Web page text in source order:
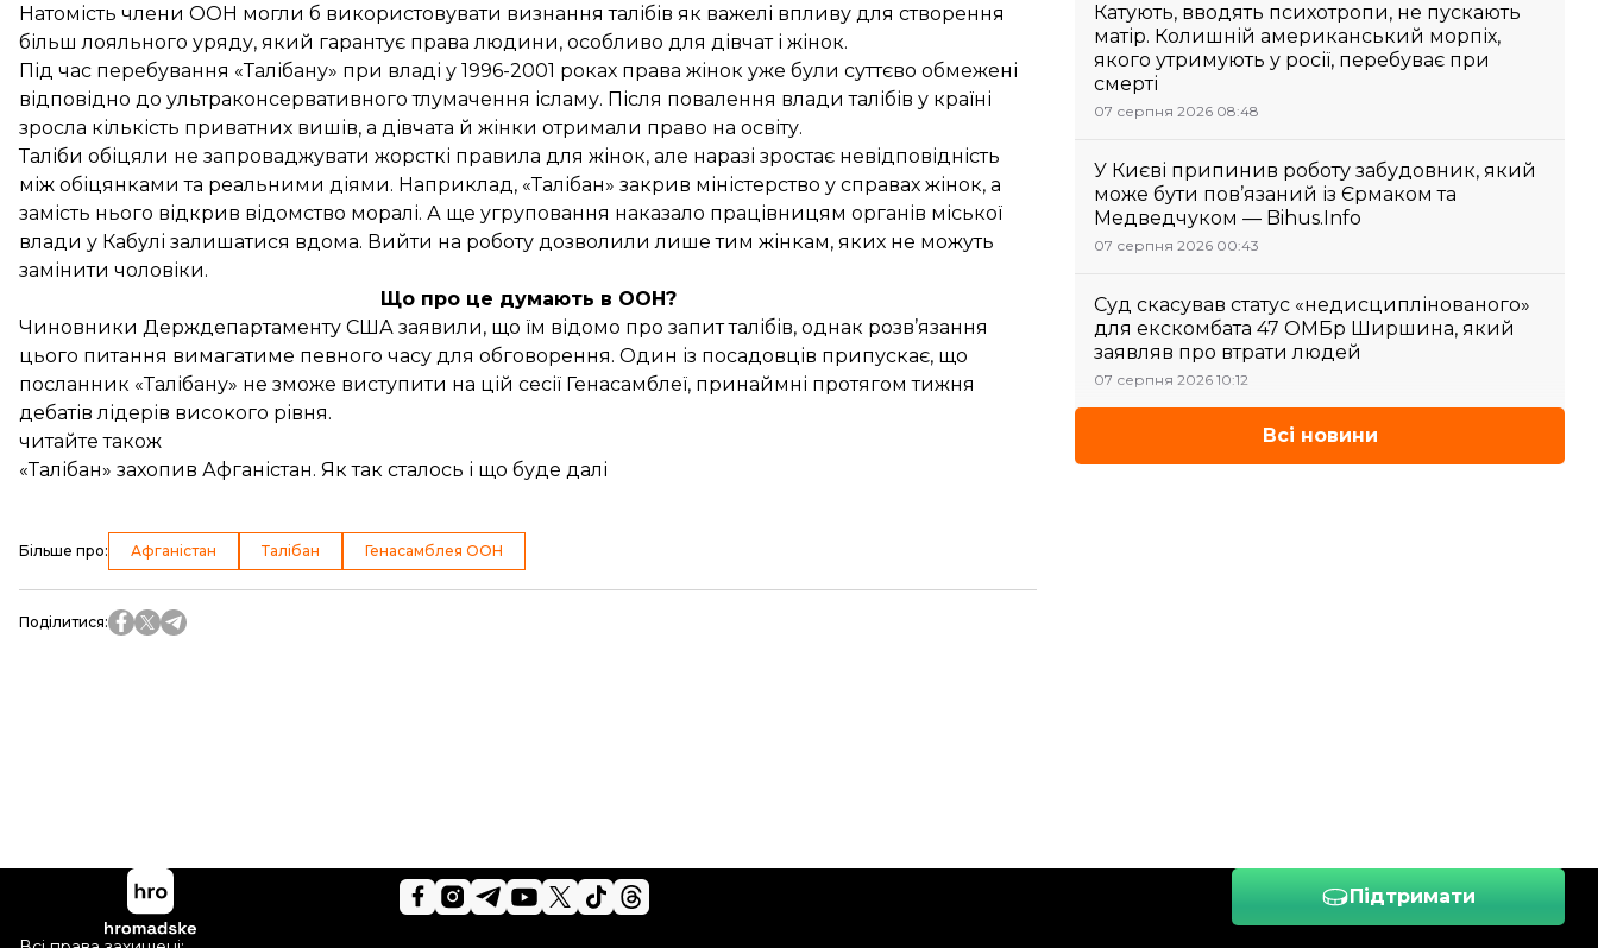
Натомість члени ООН могли б використовувати визнання талібів як важелі впливу для створення
більш лояльного уряду, який гарантує права людини, особливо для дівчат і жінок.
Під час перебування «Талібану» при владі у 1996-2001 роках права жінок уже були суттєво обмежені
відповідно до ультраконсервативного тлумачення ісламу. Після повалення влади талібів у країні
зросла кількість приватних вишів, а дівчата й жінки отримали право на освіту.
Таліби обіцяли не запроваджувати жорсткі правила для жінок, але наразі зростає невідповідність
між обіцянками та реальними діями. Наприклад, «Талібан» закрив міністерство у справах жінок, а
замість нього відкрив відомство моралі. А ще угруповання наказало працівницям органів міської
влади у Кабулі залишатися вдома. Вийти на роботу дозволили лише тим жінкам, яких не можуть
замінити чоловіки.
Що про це думають в ООН?
Чиновники Держдепартаменту США заявили, що їм відомо про запит талібів, однак розв’язання
цього питання вимагатиме певного часу для обговорення. Один із посадовців припускає, що
посланник «Талібану» не зможе виступити на цій сесії Генасамблеї, принаймні протягом тижня
дебатів лідерів високого рівня.
читайте також
«Талібан» захопив Афганістан. Як так сталось і що буде далі
Більше про: Афганістан Талібан Генасамблея ООН
Поділитися:
Катують, вводять психотропи, не пускають
матір. Колишній американський морпіх,
якого утримують у росії, перебуває при
смерті
07 серпня 2026 08:48
У Києві припинив роботу забудовник, який
може бути пов’язаний із Єрмаком та
Медведчуком — Bihus.Info
07 серпня 2026 00:43
Суд скасував статус «недисциплінованого»
для екскомбата 47 ОМБр Ширшина, який
заявляв про втрати людей
07 серпня 2026 10:12
Всі новини
Підтримати